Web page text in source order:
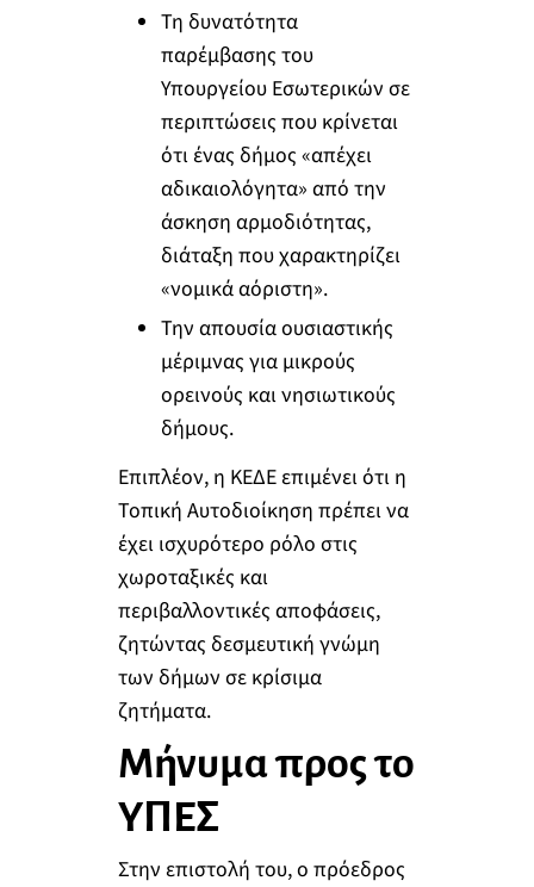
Τη δυνατότητα
παρέμβασης του
Υπουργείου Εσωτερικών σε
περιπτώσεις που κρίνεται
ότι ένας δήμος «απέχει
αδικαιολόγητα» από την
άσκηση αρμοδιότητας,
διάταξη που χαρακτηρίζει
«νομικά αόριστη».
Την απουσία ουσιαστικής
μέριμνας για μικρούς
ορεινούς και νησιωτικούς
δήμους.
Επιπλέον, η ΚΕΔΕ επιμένει ότι η
Τοπική Αυτοδιοίκηση πρέπει να
έχει ισχυρότερο ρόλο στις
χωροταξικές και
περιβαλλοντικές αποφάσεις,
ζητώντας δεσμευτική γνώμη
των δήμων σε κρίσιμα
ζητήματα.
Μήνυμα προς το
ΥΠΕΣ
Στην επιστολή του, ο πρόεδρος